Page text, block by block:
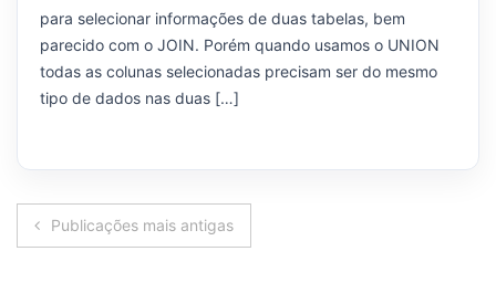
para selecionar informações de duas tabelas, bem
parecido com o JOIN. Porém quando usamos o UNION
todas as colunas selecionadas precisam ser do mesmo
tipo de dados nas duas […]
Navegação
Publicações mais antigas